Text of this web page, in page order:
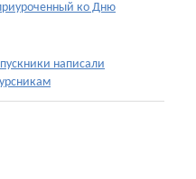
ко Дню
написали